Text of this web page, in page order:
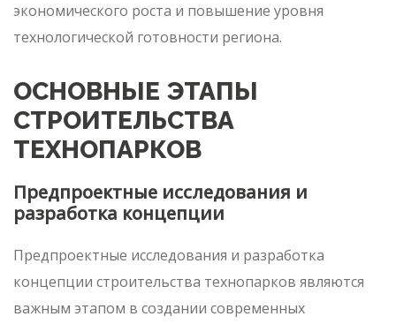
экономического роста и повышение уровня
технологической готовности региона.
ОСНОВНЫЕ ЭТАПЫ
СТРОИТЕЛЬСТВА
ТЕХНОПАРКОВ
Предпроектные исследования и
разработка концепции
Предпроектные исследования и разработка
концепции строительства технопарков являются
важным этапом в создании современных